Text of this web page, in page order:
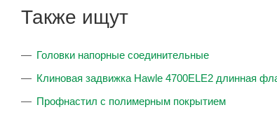
Также ищут
Головки напорные соединительные
Клиновая задвижка Hawle 4700ELE2 длинная
Профнастил с полимерным покрытием